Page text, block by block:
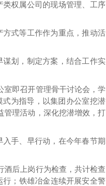
权属公司的现场管理、工序
式等工作作为重点，推动活
划，制定方案，结合工作实
即召开管理骨干讨论会，学
式为指导，以集团办公室挖潜
管理活动，深化挖潜增效，打
手、早行动，在今年春节期
后上岗行为检查，共计检查
行；铁雄冶金连续开展安全警